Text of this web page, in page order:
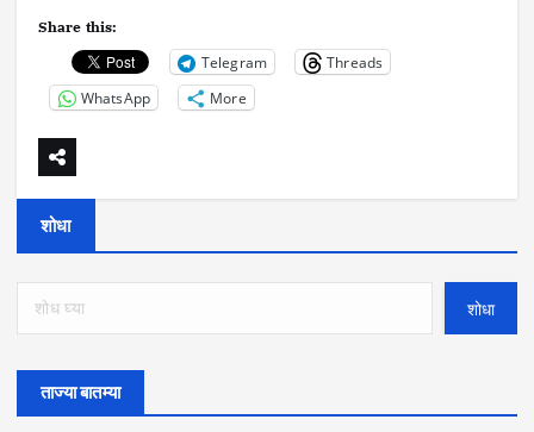
Share this:
Telegram
Threads
WhatsApp
More
शोधा
शोधा
ताज्या बातम्या